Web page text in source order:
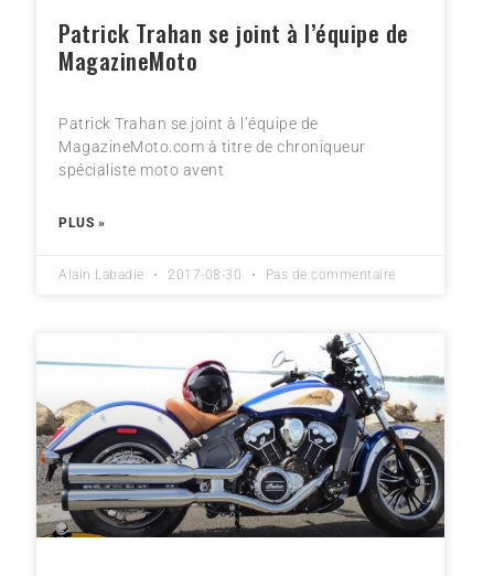
Patrick Trahan se joint à l’équipe de
MagazineMoto
Patrick Trahan se joint à l’équipe de
MagazineMoto.com à titre de chroniqueur
spécialiste moto avent
PLUS »
Alain Labadie 2017-08-30 Pas de commentaire